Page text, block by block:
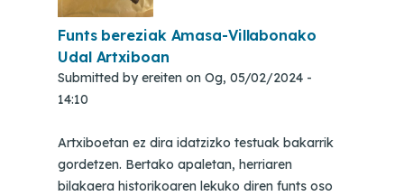
Funts bereziak Amasa-Villabonako
Udal Artxiboan
Submitted byereiten on Og, 05/02/2024 -
14:10
Artxiboetan ez dira idatzizko testuak bakarrik
gordetzen. Bertako apaletan, herriaren
bilakaera historikoaren lekuko diren funts oso